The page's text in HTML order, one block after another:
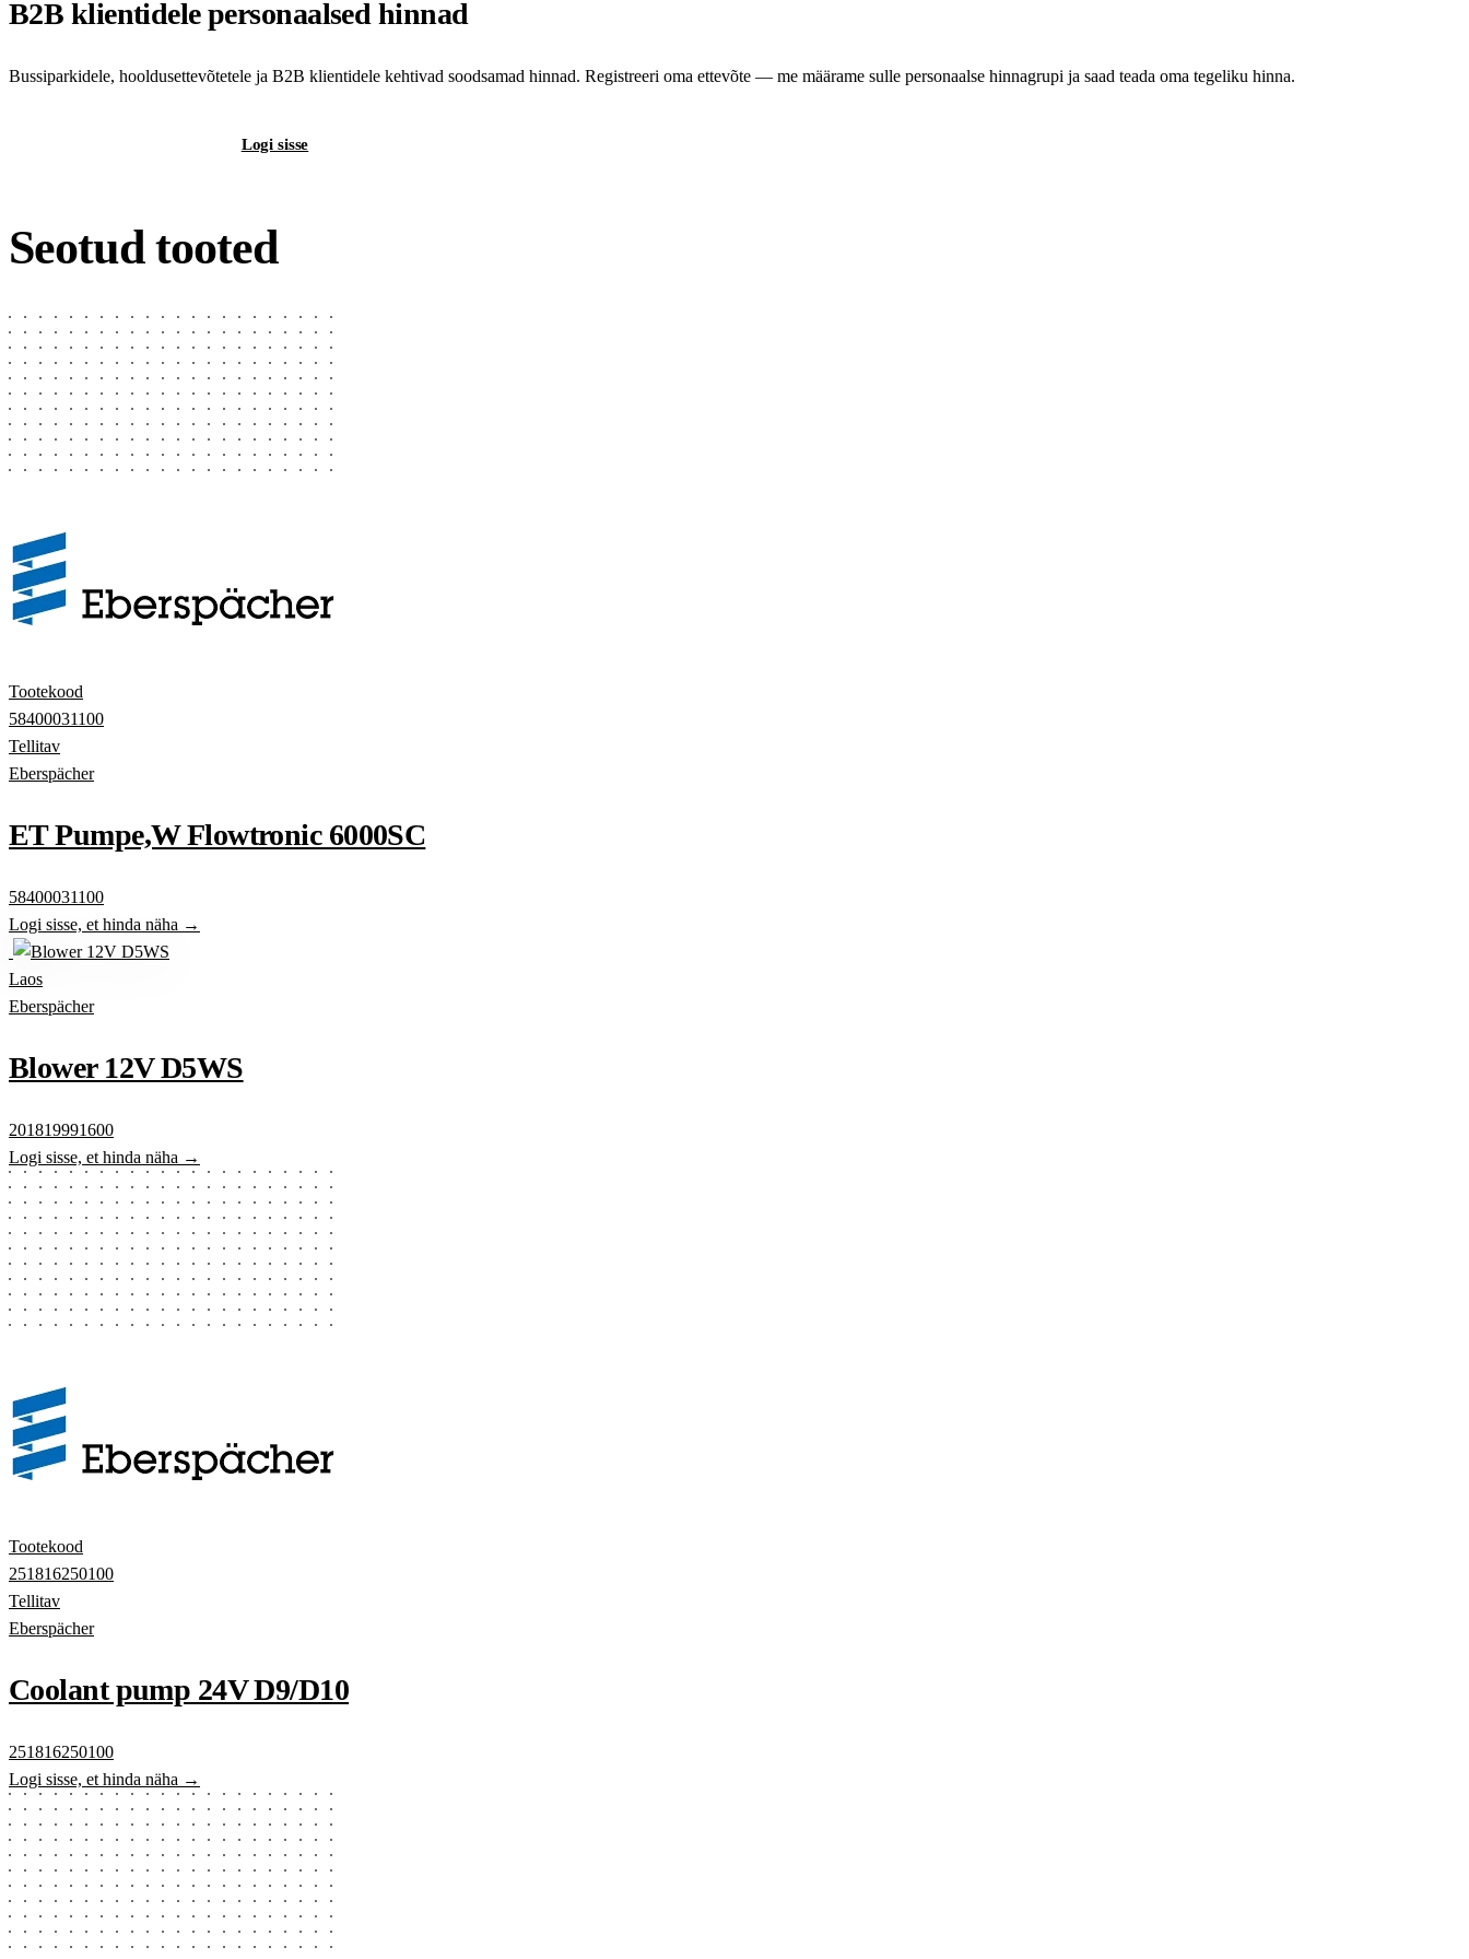
B2B klientidele personaalsed hinnad
Bussiparkidele, hooldusettevõtetele ja B2B klientidele kehtivad soodsamad hinnad. Registreeri oma ettevõte — me määrame sulle personaalse hinnagrupi ja saad teada oma tegeliku hinna.
Logi sisse
Seotud tooted
Tootekood
58400031100
Tellitav
Eberspächer
ET Pumpe,W Flowtronic 6000SC
58400031100
Logi sisse, et hinda näha →
Laos
Eberspächer
Blower 12V D5WS
201819991600
Logi sisse, et hinda näha →
Tootekood
251816250100
Tellitav
Eberspächer
Coolant pump 24V D9/D10
251816250100
Logi sisse, et hinda näha →